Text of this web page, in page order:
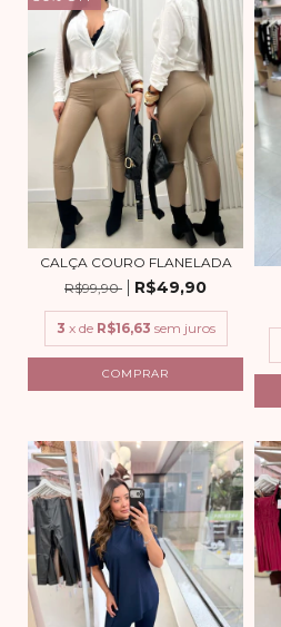
CALÇA COURO FLANELADA
R$99,90
R$49,90
3 x de R$16,63 sem juros
COMPRAR